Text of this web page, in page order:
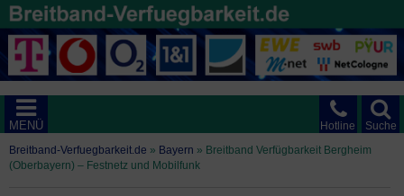
Suche
Hotline
MENÜ
Breitband-Verfuegbarkeit.de » Bayern » Breitband Verfügbarkeit Bergheim
(Oberbayern) – Festnetz und Mobilfunk